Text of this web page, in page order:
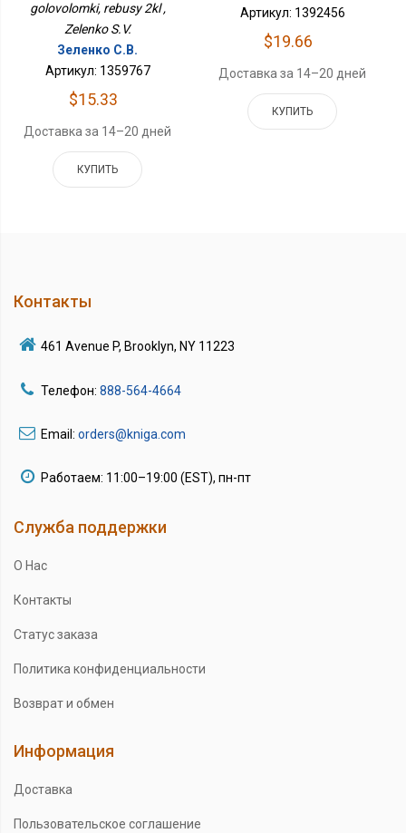
golovolomki, rebusy 2kl ,
Zelenko S.V.
Зеленко С.В.
Артикул: 1359767
$15.33
Доставка за 14–20 дней
КУПИТЬ
Артикул: 1392456
$19.66
Доставка за 14–20 дней
КУПИТЬ
Контакты
461 Avenue P, Brooklyn, NY 11223
Телефон: 888-564-4664
Email: orders@kniga.com
Работаем: 11:00–19:00 (EST), пн-пт
Служба поддержки
О Нас
Контакты
Статус заказа
Политика конфиденциальности
Возврат и обмен
Информация
Доставка
Пользовательское соглашение